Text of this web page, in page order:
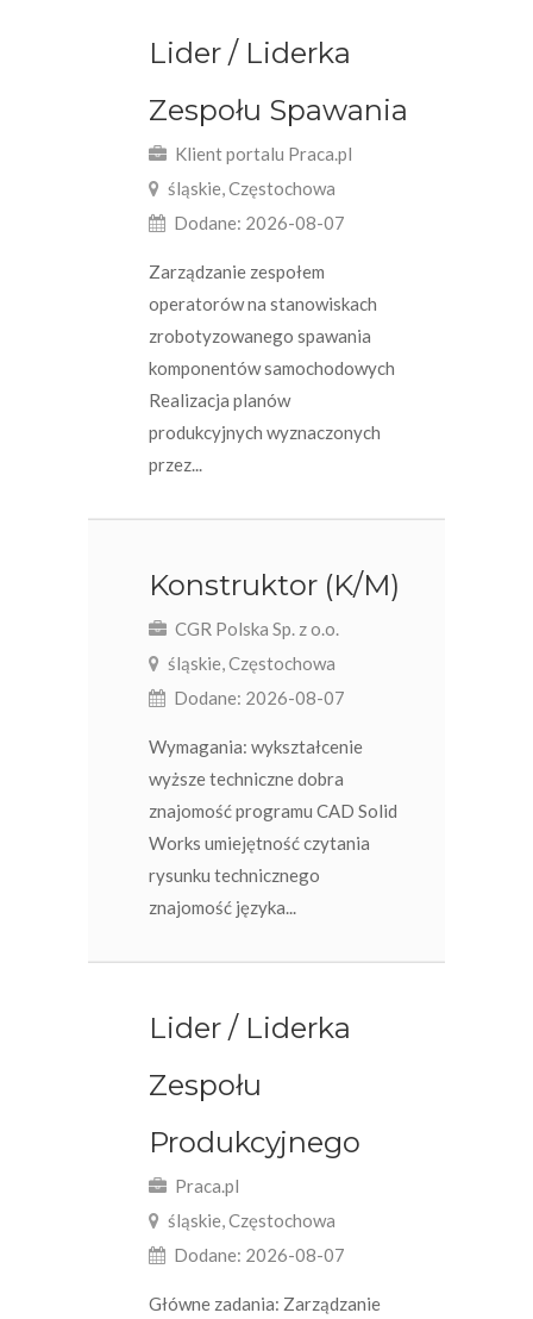
Lider / Liderka
Zespołu Spawania
Klient portalu Praca.pl
śląskie, Częstochowa
Dodane: 2026-08-07
Zarządzanie zespołem
operatorów na stanowiskach
zrobotyzowanego spawania
komponentów samochodowych
Realizacja planów
produkcyjnych wyznaczonych
przez...
Konstruktor (K/M)
CGR Polska Sp. z o.o.
śląskie, Częstochowa
Dodane: 2026-08-07
Wymagania: wykształcenie
wyższe techniczne dobra
znajomość programu CAD Solid
Works umiejętność czytania
rysunku technicznego
znajomość języka...
Lider / Liderka
Zespołu
Produkcyjnego
Praca.pl
śląskie, Częstochowa
Dodane: 2026-08-07
Główne zadania: Zarządzanie